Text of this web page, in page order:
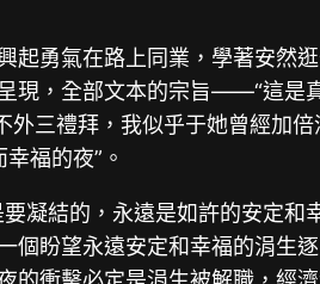
起勇氣在路上同業，學著安然
現，全部文本的宗旨——“這是
三禮拜，我似乎于她曾經加
福的夜”。
凝結的，永遠是如許的安定
盼望永遠安定和幸福的涓生